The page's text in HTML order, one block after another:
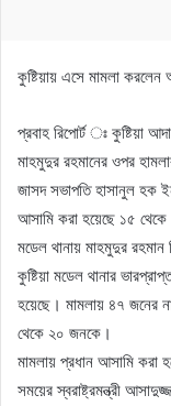
কুষ্টিয়ায় এসে মামলা
প্রবাহ রিপোর্ট ঃ কুষ্টিয়া
মাহমুদুর রহমানের ওপর
জাসদ সভাপতি হাসানুল হক
আসামি করা হয়েছে ১৫ থেকে
মডেল থানায় মাহমুদুর
কুষ্টিয়া মডেল থানার
হয়েছে। মামলায় ৪৭ জনের
থেকে ২০ জনকে।
মামলায় প্রধান আসামি করা
সময়ের স্বরাষ্ট্রমন্ত্রী